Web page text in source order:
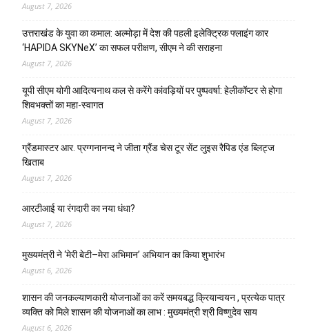
August 7, 2026
उत्तराखंड के युवा का कमाल: अल्मोड़ा में देश की पहली इलेक्ट्रिक फ्लाइंग कार
‘HAPIDA SKYNeX’ का सफल परीक्षण, सीएम ने की सराहना
August 7, 2026
यूपी सीएम योगी आदित्यनाथ कल से करेंगे कांवड़ियों पर पुष्पवर्षा: हेलीकॉप्टर से होगा
शिवभक्तों का महा-स्वागत
August 7, 2026
ग्रैंडमास्टर आर. प्रग्गनानन्द ने जीता ग्रैंड चेस टूर सेंट लुइस रैपिड एंड ब्लिट्ज
खिताब
August 7, 2026
आरटीआई या रंगदारी का नया धंधा?
August 7, 2026
मुख्यमंत्री ने ‘मेरी बेटी–मेरा अभिमान’ अभियान का किया शुभारंभ
August 6, 2026
शासन की जनकल्याणकारी योजनाओं का करें समयबद्ध क्रियान्वयन , प्रत्येक पात्र
व्यक्ति को मिले शासन की योजनाओं का लाभ : मुख्यमंत्री श्री विष्णुदेव साय
August 6, 2026